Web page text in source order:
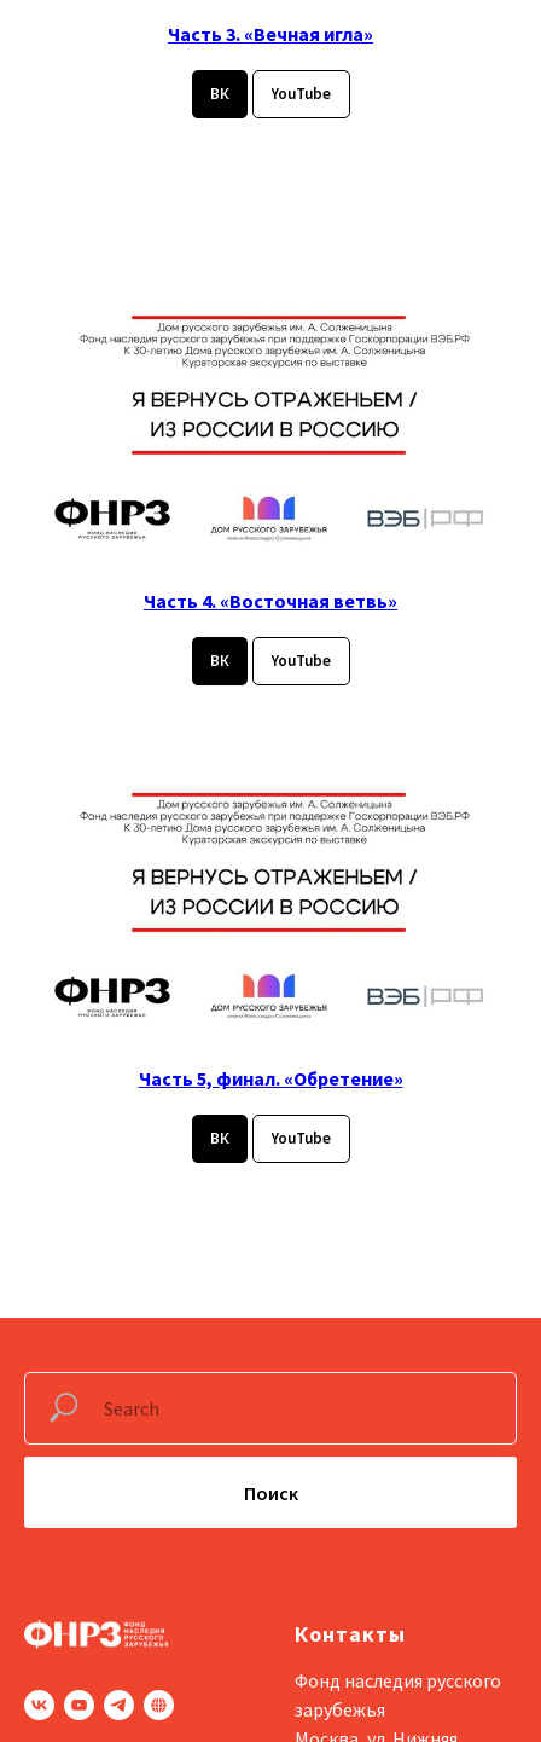
Часть 3. «Вечная игла»
ВК YouTube
Часть 4. «Восточная ветвь»
ВК YouTube
Часть 5, финал. «Обретение»
ВК YouTube
Поиск
Контакты
Фонд наследия русского
зарубежья